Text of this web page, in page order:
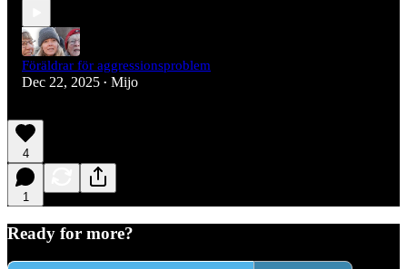
Föräldrar för aggressionsproblem
Dec 22, 2025 • Mijo
4
1
Ready for more?